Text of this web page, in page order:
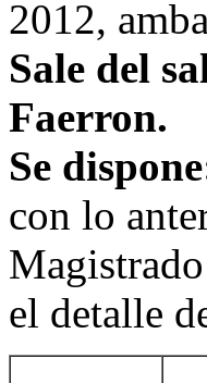
2012,
Sale del
Faerron.
Se
con lo
el detalle